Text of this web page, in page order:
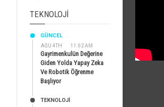
TEKNOLOJI
AĞU 4TH 11:02 AM
GÜNCEL
Gayrimenkulün Değerine
Giden Yolda Yapay Zeka
Ve Robotik Öğrenme
Başlıyor
TEKNOLOJİ